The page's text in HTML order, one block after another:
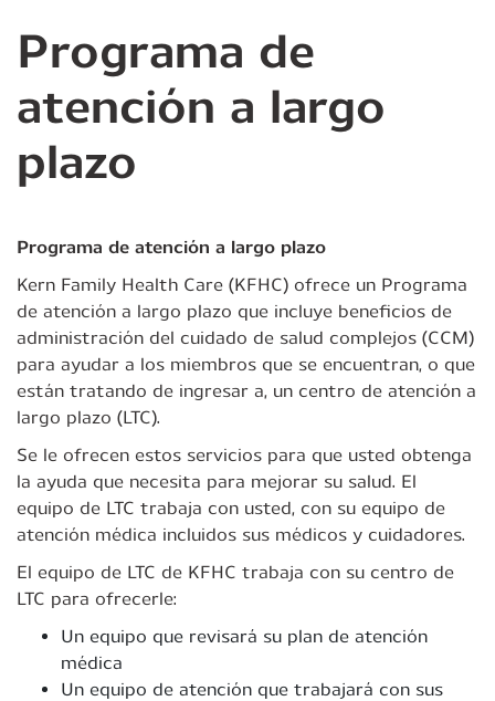
Programa de
atención a largo
plazo
Programa de atención a largo plazo
Kern Family Health Care (KFHC) ofrece un Programa
de atención a largo plazo que incluye beneficios de
administración del cuidado de salud complejos (CCM)
para ayudar a los miembros que se encuentran, o que
están tratando de ingresar a, un centro de atención a
largo plazo (LTC).
Se le ofrecen estos servicios para que usted obtenga
la ayuda que necesita para mejorar su salud. El
equipo de LTC trabaja con usted, con su equipo de
atención médica incluidos sus médicos y cuidadores.
El equipo de LTC de KFHC trabaja con su centro de
LTC para ofrecerle:
Un equipo que revisará su plan de atención
médica
Un equipo de atención que trabajará con sus